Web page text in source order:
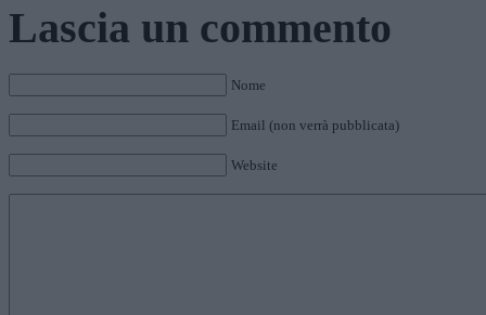
Lascia un commento
Nome
Email (non verrà pubblicata)
Website